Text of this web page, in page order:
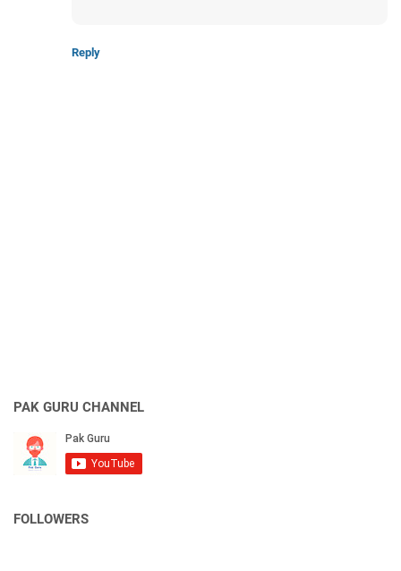
Reply
PAK GURU CHANNEL
FOLLOWERS